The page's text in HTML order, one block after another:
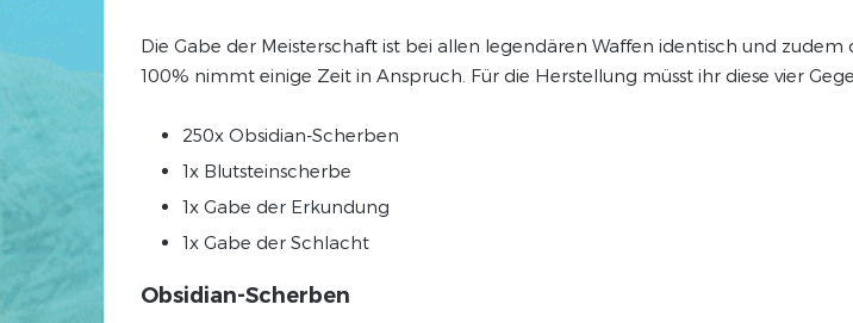
Die Gabe der Meisterschaft ist bei allen legendären Waffen identisch und
100% nimmt einige Zeit in Anspruch. Für die Herstellung müsst ihr diese vier
250x Obsidian-Scherben
1x Blutsteinscherbe
1x Gabe der Erkundung
1x Gabe der Schlacht
Obsidian-Scherben